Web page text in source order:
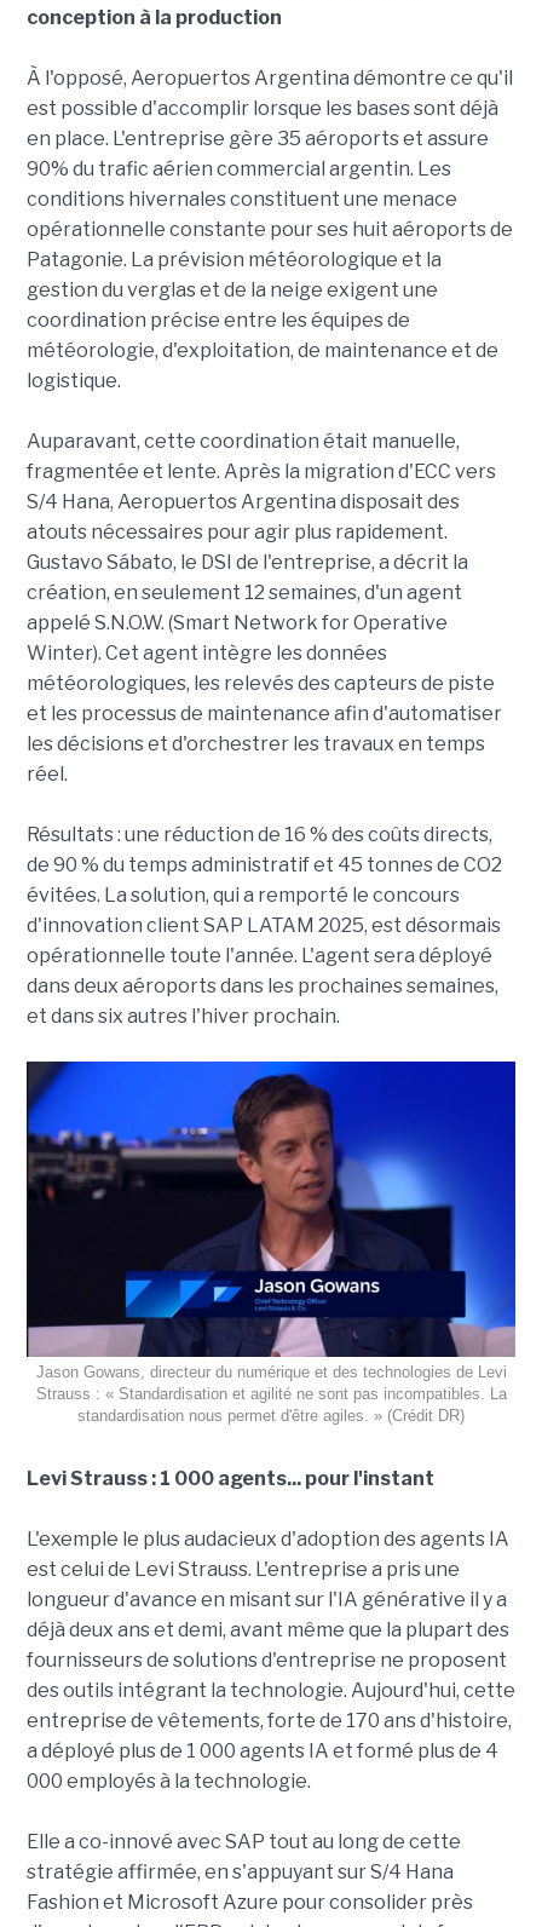
conception à la production
À l'opposé, Aeropuertos Argentina démontre ce qu'il
est possible d'accomplir lorsque les bases sont déjà
en place. L'entreprise gère 35 aéroports et assure
90% du trafic aérien commercial argentin. Les
conditions hivernales constituent une menace
opérationnelle constante pour ses huit aéroports de
Patagonie. La prévision météorologique et la
gestion du verglas et de la neige exigent une
coordination précise entre les équipes de
météorologie, d'exploitation, de maintenance et de
logistique.
Auparavant, cette coordination était manuelle,
fragmentée et lente. Après la migration d'ECC vers
S/4 Hana, Aeropuertos Argentina disposait des
atouts nécessaires pour agir plus rapidement.
Gustavo Sábato, le DSI de l'entreprise, a décrit la
création, en seulement 12 semaines, d'un agent
appelé S.N.O.W. (Smart Network for Operative
Winter). Cet agent intègre les données
météorologiques, les relevés des capteurs de piste
et les processus de maintenance afin d'automatiser
les décisions et d'orchestrer les travaux en temps
réel.
Résultats : une réduction de 16 % des coûts directs,
de 90 % du temps administratif et 45 tonnes de CO2
évitées. La solution, qui a remporté le concours
d'innovation client SAP LATAM 2025, est désormais
opérationnelle toute l'année. L'agent sera déployé
dans deux aéroports dans les prochaines semaines,
et dans six autres l'hiver prochain.
Jason Gowans, directeur du numérique et des technologies de Levi
Strauss : « Standardisation et agilité ne sont pas incompatibles. La
standardisation nous permet d'être agiles. » (Crédit DR)
Levi Strauss : 1 000 agents... pour l'instant
L'exemple le plus audacieux d'adoption des agents IA
est celui de Levi Strauss. L'entreprise a pris une
longueur d'avance en misant sur l'IA générative il y a
déjà deux ans et demi, avant même que la plupart des
fournisseurs de solutions d'entreprise ne proposent
des outils intégrant la technologie. Aujourd'hui, cette
entreprise de vêtements, forte de 170 ans d'histoire,
a déployé plus de 1 000 agents IA et formé plus de 4
000 employés à la technologie.
Elle a co-innové avec SAP tout au long de cette
stratégie affirmée, en s'appuyant sur S/4 Hana
Fashion et Microsoft Azure pour consolider près